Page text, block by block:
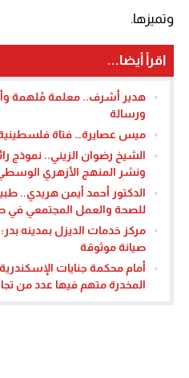
وتميزها.
اقرأ أيضا...
هدير أشرف.. معلمة مُلهمة
ورسالة
ميس عصايرة… فتاة فلسطينية
الشيخ رضوان الزيني.. نموذج
ونشر المنهج الأزهري
الدكتور أحمد أيمن هريدي..
للصحة والعمل المجتمعي في
مركز خدمات الديزل بمدينه
صيانة موثوقة
أمام محكمة جنايات
المخدرة متهم فيها عدد من تجار